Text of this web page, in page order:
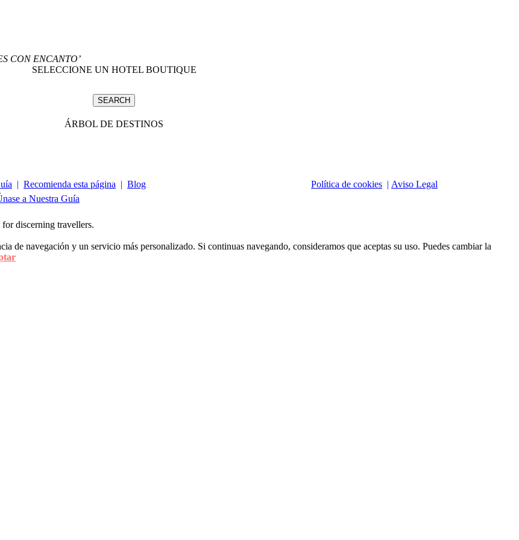
CON ENCANTO’
SELECCIONE UN HOTEL BOUTIQUE
ÁRBOL DE DESTINOS
| Recomienda esta página | Blog Política de cookies | Aviso Legal
a Nuestra Guía
discerning travellers.
de navegación y un servicio más personalizado. Si continuas navegando, consideramos que aceptas su uso. Puedes cambiar la